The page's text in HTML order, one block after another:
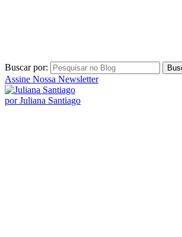
Buscar por:
Assine Nossa Newsletter
por Juliana Santiago